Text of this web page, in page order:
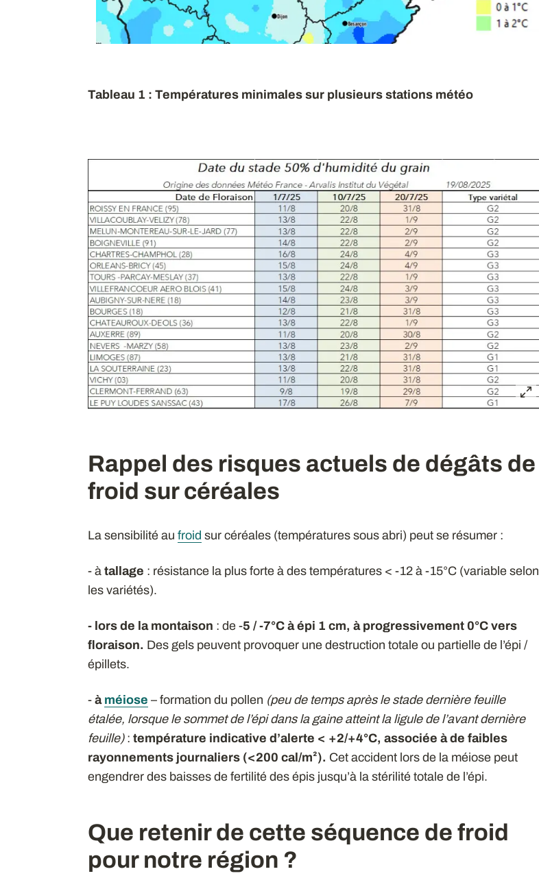
Tableau 1 : Températures minimales sur plusieurs stations météo
Rappel des risques actuels de dégâts de
froid sur céréales
La sensibilité au froid sur céréales (températures sous abri) peut se résumer :
- à tallage : résistance la plus forte à des températures < -12 à -15°C (variable selon
les variétés).
- lors de la montaison : de -5 / -7°C à épi 1 cm, à progressivement 0°C vers
floraison. Des gels peuvent provoquer une destruction totale ou partielle de l’épi /
épillets.
- à méiose – formation du pollen (peu de temps après le stade dernière feuille
étalée, lorsque le sommet de l’épi dans la gaine atteint la ligule de l’avant dernière
feuille): température indicative d’alerte < +2/+4°C, associée à de faibles
rayonnements journaliers (<200 cal/m²). Cet accident lors de la méiose peut
engendrer des baisses de fertilité des épis jusqu’à la stérilité totale de l’épi.
Que retenir de cette séquence de froid
pour notre région ?